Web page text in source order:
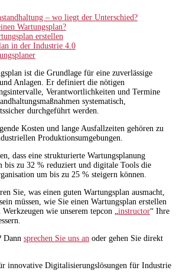
– wo liegt der Unterschied?
Wartungsplan?
erstellen
in der Industrie 4.0
ist die Grundlage für eine zuverlässige
Anlagen. Er definiert die nötigen
Verantwortlichkeiten und Termine
systematisch,
durchgeführt werden.
Kosten und lange Ausfallzeiten gehören zu
Produktionsumgebungen.
dass eine strukturierte Wartungsplanung
bis zu 32 % reduziert und digitale Tools die
um bis zu 25 % steigern können.
Sie, was einen guten Wartungsplan ausmacht,
müssen, wie Sie einen Wartungsplan erstellen
wie unserem tepcon „ instructor“ Ihre
Dann sprechen Sie uns an oder gehen Sie direkt